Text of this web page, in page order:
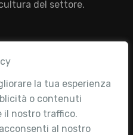
la tua esperienza
o contenuti
il nostro traffico.
al nostro
del settore.